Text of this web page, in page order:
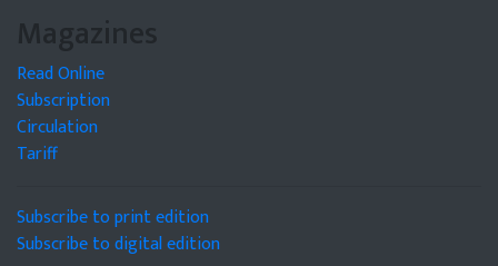
Magazines
Read Online
Subscription
Circulation
Tariff
Subscribe to print edition
Subscribe to digital edition